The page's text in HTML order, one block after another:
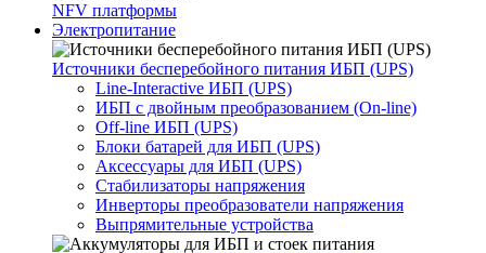
NFV платформы
Электропитание
Источники бесперебойного питания ИБП (UPS)
Line-Interactive ИБП (UPS)
ИБП с двойным преобразованием (On-line)
Off-line ИБП (UPS)
Блоки батарей для ИБП (UPS)
Аксессуары для ИБП (UPS)
Стабилизаторы напряжения
Инверторы преобразователи напряжения
Выпрямительные устройства